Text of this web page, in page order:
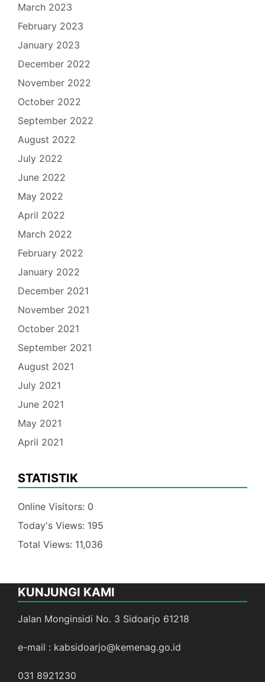
March 2023
February 2023
January 2023
December 2022
November 2022
October 2022
September 2022
August 2022
July 2022
June 2022
May 2022
April 2022
March 2022
February 2022
January 2022
December 2021
November 2021
October 2021
September 2021
August 2021
July 2021
June 2021
May 2021
April 2021
STATISTIK
Online Visitors: 0
Today's Views: 195
Total Views: 11,036
KUNJUNGI KAMI
Jalan Monginsidi No. 3 Sidoarjo 61218
e-mail : kabsidoarjo@kemenag.go.id
031 8921230